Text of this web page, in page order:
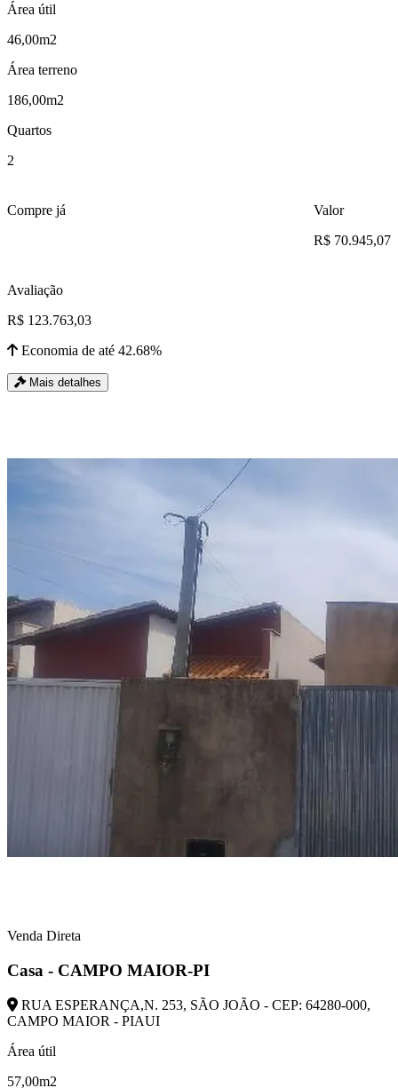
Área útil
46,00m2
Área terreno
186,00m2
Quartos
2
Compre já
Valor
R$ 70.945,07
Avaliação
R$ 123.763,03
Economia de até 42.68%
Mais detalhes
Venda Direta
Casa - CAMPO MAIOR-PI
RUA ESPERANÇA,N. 253, SÃO JOÃO - CEP: 64280-000,
CAMPO MAIOR - PIAUI
Área útil
57,00m2